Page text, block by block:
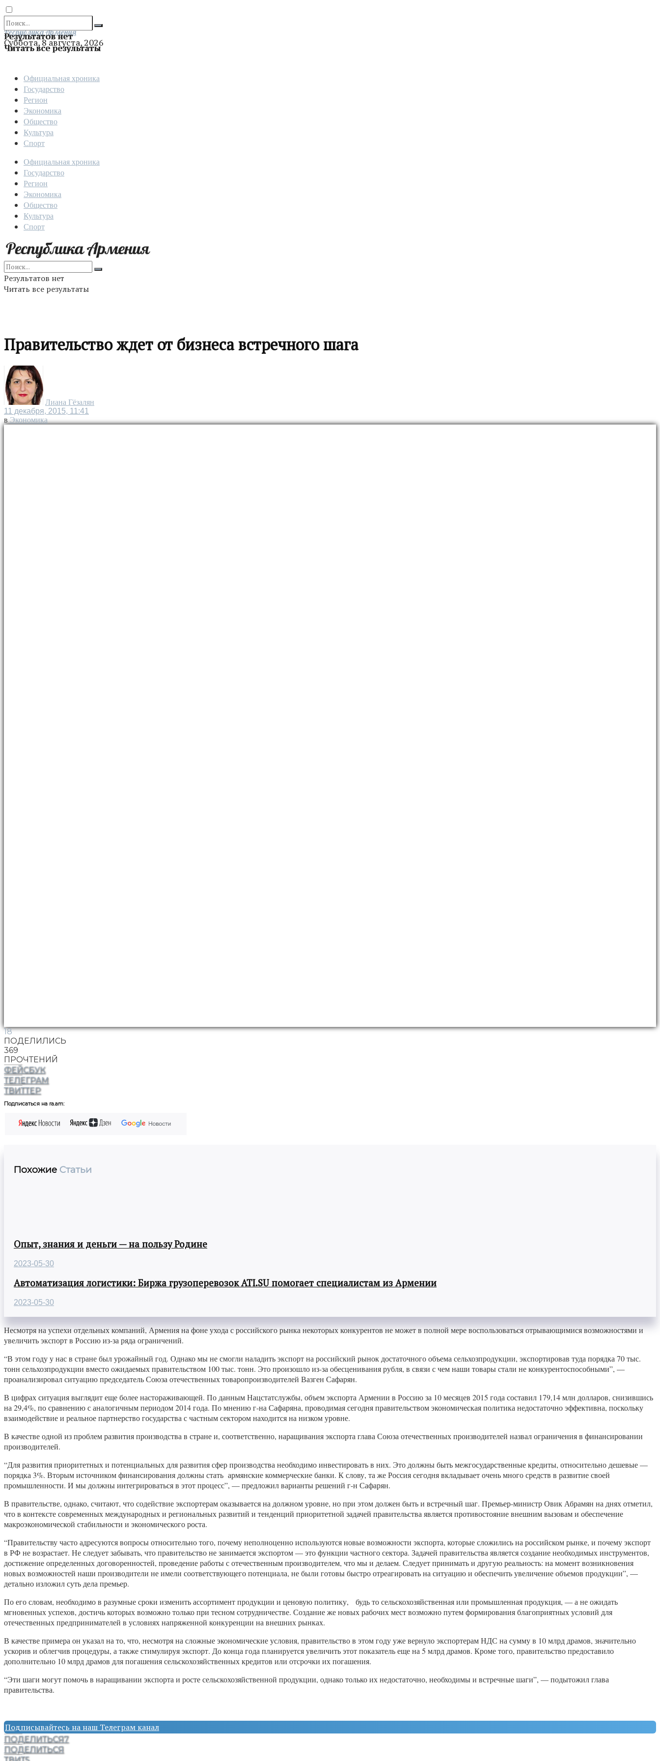
Результатов нет
Читать все результаты
Отправить
Республика Армения
Суббота, 8 августа, 2026
Официальная хроника
Государство
Регион
Экономика
Общество
Культура
Спорт
Официальная хроника
Государство
Регион
Экономика
Общество
Культура
Спорт
Результатов нет
Читать все результаты
Правительство ждет от бизнеса встречного шага
Лиана Гёзалян
11 декабря, 2015, 11:41
в Экономика
18
ПОДЕЛИЛИСЬ
369
ПРОЧТЕНИЙ
ФЕЙСБУК
ТЕЛЕГРАМ
ТВИТТЕР
Подписаться на ra.am:
Похожие Статьи
Опыт, знания и деньги — на пользу Родине
2023-05-30
Автоматизация логистики: Биржа грузоперевозок ATI.SU помогает специалистам из Армении
2023-05-30
Несмотря на успехи отдельных компаний, Армения на фоне ухода с российского рынка некоторых конкурентов не может в полной мере воспользоваться отрывающимися возможностями и
увеличить экспорт в Россию из-за ряда ограничений.
“В этом году у нас в стране был урожайный год. Однако мы не смогли наладить экспорт на российский рынок достаточного объема сельхозпродукции, экспортировав туда порядка 70 тыс.
тонн сельхозпродукции вместо ожидаемых правительством 100 тыс. тонн. Это произошло из-за обесценивания рубля, в связи с чем наши товары стали не конкурентоспособными”, —
проанализировал ситуацию председатель Союза отечественных товаропроизводителей Вазген Сафарян.
В цифрах ситуация выглядит еще более настораживающей. По данным Нацстатслужбы, объем экспорта Армении в Россию за 10 месяцев 2015 года составил 179,14 млн долларов, снизившись
на 29,4%, по сравнению с аналогичным периодом 2014 года. По мнению г-на Сафаряна, проводимая сегодня правительством экономическая политика недостаточно эффективна, поскольку
взаимодействие и реальное партнерство государства с частным сектором находится на низком уровне.
В качестве одной из проблем развития производства в стране и, соответственно, наращивания экспорта глава Союза отечественных производителей назвал ограничения в финансировании
производителей.
“Для развития приоритетных и потенциальных для развития сфер производства необходимо инвестировать в них. Это должны быть межгосударственные кредиты, относительно дешевые —
порядка 3%. Вторым источником финансирования должны стать армянские коммерческие банки. К слову, та же Россия сегодня вкладывает очень много средств в развитие своей
промышленности. И мы должны интегрироваться в этот процесс”, — предложил варианты решений г-н Сафарян.
В правительстве, однако, считают, что содействие экспортерам оказывается на должном уровне, но при этом должен быть и встречный шаг. Премьер-министр Овик Абрамян на днях отметил,
что в контексте современных международных и региональных развитий и тенденций приоритетной задачей правительства является противостояние внешним вызовам и обеспечение
макроэкономической стабильности и экономического роста.
“Правительству часто адресуются вопросы относительно того, почему неполноценно используются новые возможности экспорта, которые сложились на российском рынке, и почему экспорт
в РФ не возрастает. Не следует забывать, что правительство не занимается экспортом — это функции частного сектора. Задачей правительства является создание необходимых инструментов,
достижение определенных договоренностей, проведение работы с отечественным производителем, что мы и делаем. Следует принимать и другую реальность: на момент возникновения
новых возможностей наши производители не имели соответствующего потенциала, не были готовы быстро отреагировать на ситуацию и обеспечить увеличение объемов продукции”, —
детально изложил суть дела премьер.
По его словам, необходимо в разумные сроки изменить ассортимент продукции и ценовую политику, будь то сельскохозяйственная или промышленная продукция, — а не ожидать
мгновенных успехов, достичь которых возможно только при тесном сотрудничестве. Создание же новых рабочих мест возможно путем формирования благоприятных условий для
отечественных предпринимателей в условиях напряженной конкуренции на внешних рынках.
В качестве примера он указал на то, что, несмотря на сложные экономические условия, правительство в этом году уже вернуло экспортерам НДС на сумму в 10 млрд драмов, значительно
ускорив и облегчив процедуры, а также стимулируя экспорт. До конца года планируется увеличить этот показатель еще на 5 млрд драмов. Кроме того, правительство предоставило
дополнительно 10 млрд драмов для погашения сельскохозяйственных кредитов или отсрочки их погашения.
“Эти шаги могут помочь в наращивании экспорта и росте сельскохозяйственной продукции, однако только их недостаточно, необходимы и встречные шаги”, — подытожил глава
правительства.
Подписывайтесь на наш Телеграм канал
ПОДЕЛИТЬСЯ7
ПОДЕЛИТЬСЯ